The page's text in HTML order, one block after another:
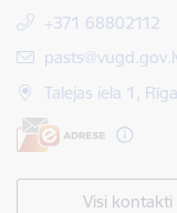
+371 68802112
E-pasts:
Talejas iela 1,
Visi kontakti